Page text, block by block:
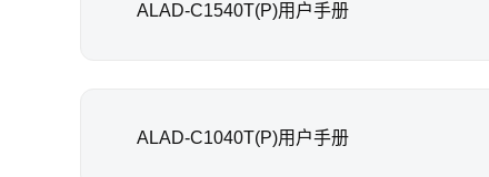
ALAD-C1540T(P)用户手册
ALAD-C1040T(P)用户手册